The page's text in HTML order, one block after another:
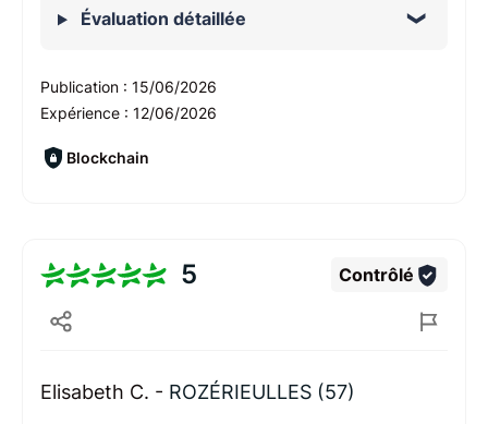
Évaluation détaillée
Publication : 15/06/2026
Expérience : 12/06/2026
Blockchain
5 Contrôlé
Elisabeth C. - ROZÉRIEULLES (57)